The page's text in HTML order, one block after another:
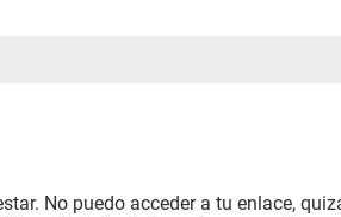
No puedo acceder a tu enlace,